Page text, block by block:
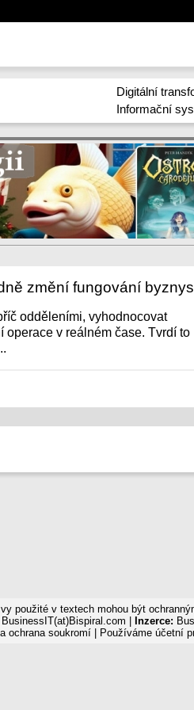
Digitální
Informační
změní fungování
odděleními, vyhodnocovat
operace v reálném čase. Tvrdí to
použité v textech mohou být
|
Inzerce:
ochrana soukromí | Používáme účetní